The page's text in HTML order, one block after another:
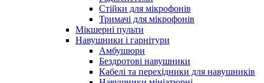
Стійки для мікрофонів
Тримачі для мікрофонів
Мікшерні пульти
Навушники і гарнітури
Амбушюри
Бездротові навушники
Кабелі та перехідники для навушників